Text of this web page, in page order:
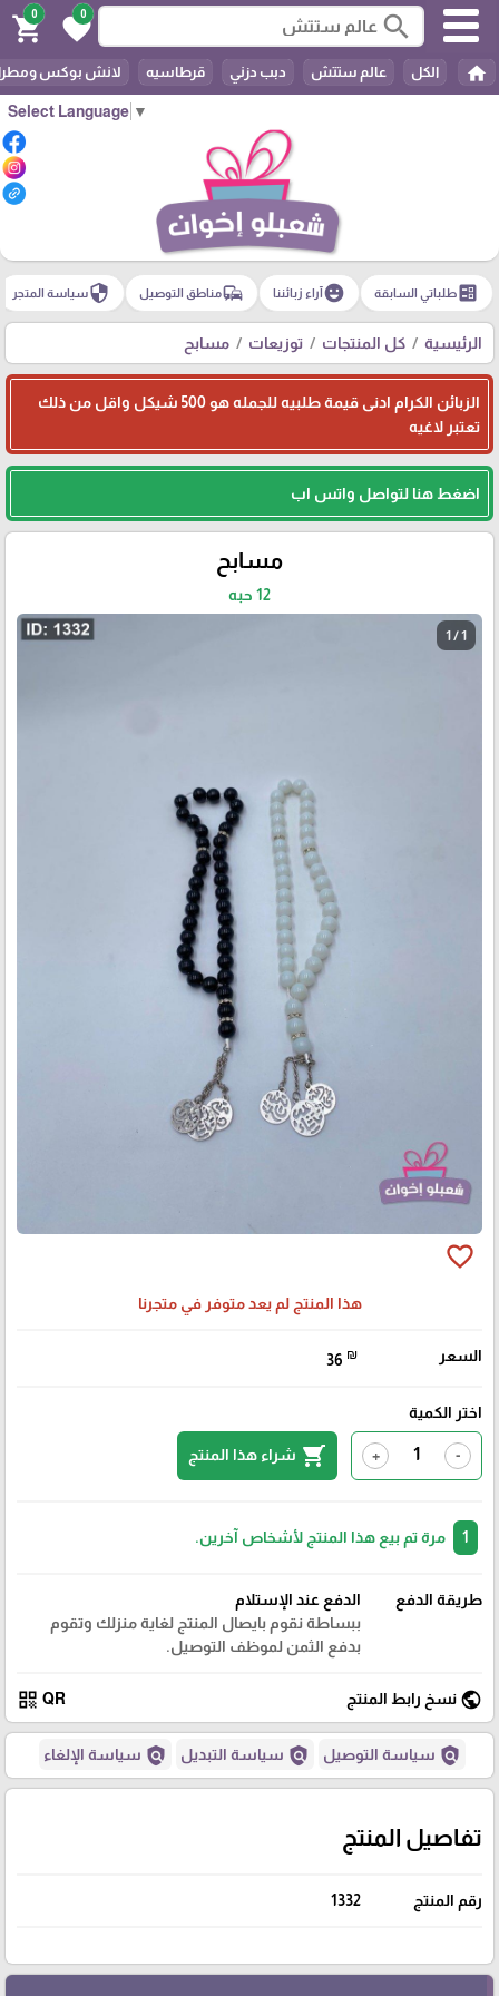
Select Language ▼
search
0
favorite
0
shopping_cart
home الكل عالم ستتش دبب دزني قرطاسيه لانش بوكس
ballotطلباتي السابقة emoji_emotionsآراء زبائننا commuteمناطق التوصيل securityسياسة المتجر
الرئيسية كل المنتجات توزيعات مسابح
الزبائن الكرام ادنى قيمة طلبيه للجمله هو 500 شيكل واقل من ذلك
تعتبر لاغيه
اضغط هنا لتواصل واتس اب
مسابح
12 حبه
1 / 1
favorite_border
هذا المنتج لم يعد متوفر في متجرنا
السعر 36 ₪
اختر الكمية
-
+
shopping_cart شراء هذا المنتج
مرة تم بيع هذا المنتج لأشخاص آخرين.
طريقة الدفع
الدفع عند الإستلام
ببساطة نقوم بايصال المنتج لغاية منزلك وتقوم
بدفع الثمن لموظف التوصيل.
public نسخ رابط المنتج QR
qr_code
policy سياسة التوصيل policy سياسة التبديل policy سياسة الإلغاء
تفاصيل المنتج
رقم المنتج 1332